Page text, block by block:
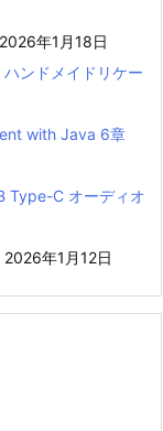
2026年1月18日
ンドメイドリケー
with Java 6章
Type-C オーディオ
2026年1月12日